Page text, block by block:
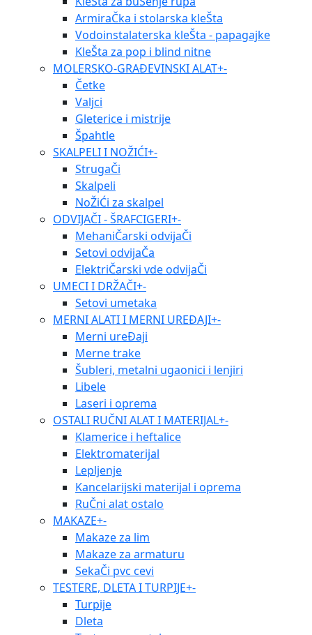
ArmiraČka i stolarska kleŠta
Vodoinstalaterska kleŠta - papagajke
KleŠta za pop i blind nitne
MOLERSKO-GRAĐEVINSKI ALAT+-
Četke
Valjci
Gleterice i mistrije
Špahtle
SKALPELI I NOŽIĆI+-
StrugaČi
Skalpeli
NoŽiĆi za skalpel
ODVIJAČI - ŠRAFCIGERI+-
MehaniČarski odvijaČi
Setovi odvijaČa
ElektriČarski vde odvijaČi
UMECI I DRŽAČI+-
Setovi umetaka
MERNI ALATI I MERNI UREĐAJI+-
Merni ureĐaji
Merne trake
Šubleri, metalni ugaonici i lenjiri
Libele
Laseri i oprema
OSTALI RUČNI ALAT I MATERIJAL+-
Klamerice i heftalice
Elektromaterijal
Lepljenje
Kancelarijski materijal i oprema
RuČni alat ostalo
MAKAZE+-
Makaze za lim
Makaze za armaturu
SekaČi pvc cevi
TESTERE, DLETA I TURPIJE+-
Turpije
Dleta